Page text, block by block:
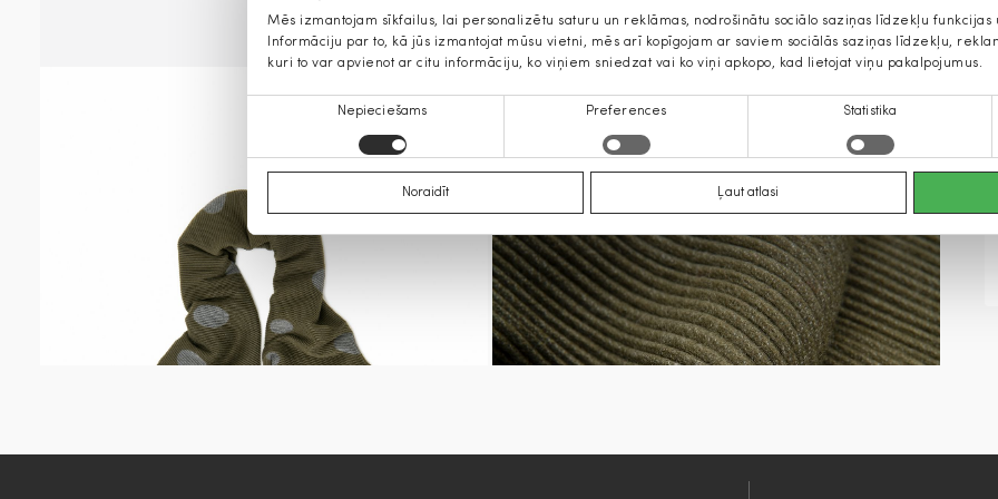
Mēs izmantojam sīkfailus, lai personalizētu saturu un reklāmas, nodrošinātu sociālo saziņas līdzekļu funkcijas
Informāciju par to, kā jūs izmantojat mūsu vietni, mēs arī kopīgojam ar saviem sociālās saziņas līdzekļu,
kuri to var apvienot ar citu informāciju, ko viņiem sniedzat vai ko viņi apkopo, kad lietojat viņu pakalpojumus.
Nepieciešams Preferences Statistika
Noraidīt Ļaut atlasi